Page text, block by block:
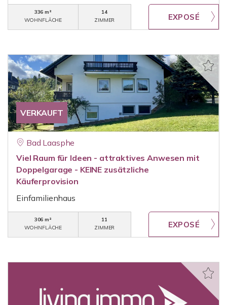
336 m²
WOHNFLÄCHE
14
ZIMMER
VERKAUFT
Bad Laasphe
Viel Raum für Ideen - attraktives Anwesen mit
Doppelgarage - KEINE zusätzliche
Käuferprovision
Einfamilienhaus
306 m²
WOHNFLÄCHE
11
ZIMMER